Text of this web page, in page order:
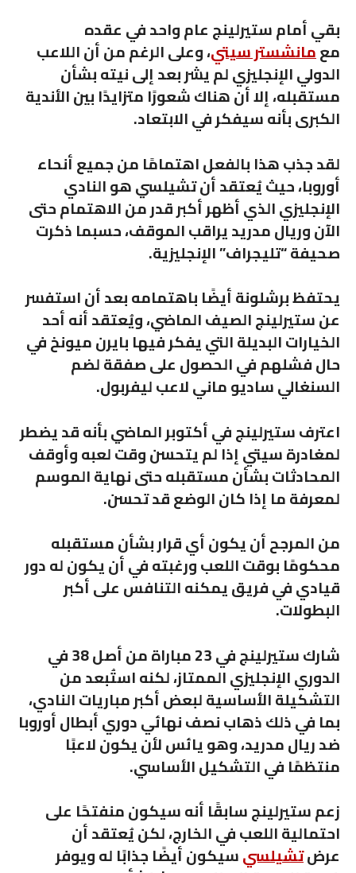
بقي أمام ستيرلينج عام واحد في عقده
معمانشستر سيتي، وعلى الرغم من أن اللاعب
الدولي الإنجليزي لم يشر بعد إلى نيته بشأن
مستقبله، إلا أن هناك شعورًا متزايدًا بين الأندية
الكبرى بأنه سيفكر في الابتعاد.
لقد جذب هذا بالفعل اهتمامًا من جميع أنحاء
أوروبا، حيث يُعتقد أن تشيلسي هو النادي
الإنجليزي الذي أظهر أكبر قدر من الاهتمام حتى
الآن وريال مدريد يراقب الموقف، حسبما ذكرت
صحيفة “تليجراف” الإنجليزية.
يحتفظ برشلونة أيضًا باهتمامه بعد أن استفسر
عن ستيرلينج الصيف الماضي، ويُعتقد أنه أحد
الخيارات البديلة التي يفكر فيها بايرن ميونخ في
حال فشلهم في الحصول على صفقة لضم
السنغالي ساديو ماني لاعب ليفربول.
اعترف ستيرلينج في أكتوبر الماضي بأنه قد يضطر
لمغادرة سيتي إذا لم يتحسن وقت لعبه وأوقف
المحادثات بشأن مستقبله حتى نهاية الموسم
لمعرفة ما إذا كان الوضع قد تحسن.
من المرجح أن يكون أي قرار بشأن مستقبله
محكومًا بوقت اللعب ورغبته في أن يكون له دور
قيادي في فريق يمكنه التنافس على أكبر
البطولات.
شارك ستيرلينج في 23 مباراة من أصل 38 في
الدوري الإنجليزي الممتاز، لكنه استُبعد من
التشكيلة الأساسية لبعض أكبر مباريات النادي،
بما في ذلك ذهاب نصف نهائي دوري أبطال أوروبا
ضد ريال مدريد، وهو يائس لأن يكون لاعبًا
منتظمًا في التشكيل الأساسي.
زعم ستيرلينج سابقًا أنه سيكون منفتحًا على
احتمالية اللعب في الخارج، لكن يُعتقد أن
عرضتشيلسيسيكون أيضًا جذابًا له ويوفر